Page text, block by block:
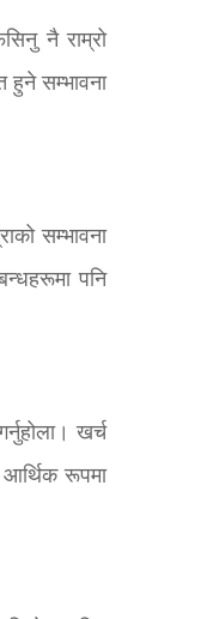
नै राम्रो
हुने सम्भावना
सम्भावना
पनि
खर्च
रूपमा